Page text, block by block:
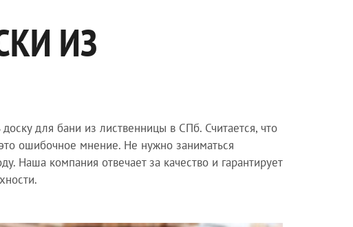
ИЗ
для бани из лиственницы в СПб. Считается, что
ошибочное мнение. Не нужно заниматься
Наша компания отвечает за качество и гарантирует